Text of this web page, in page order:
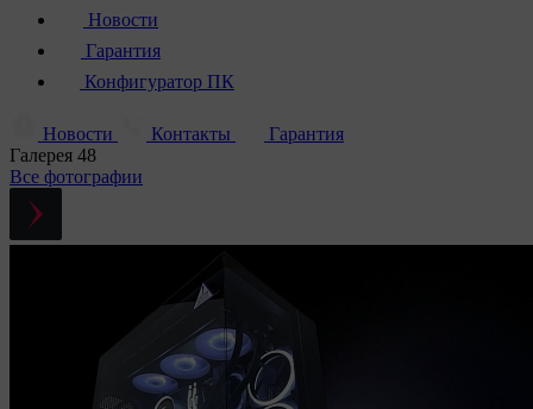
Новости
Гарантия
Конфигуратор ПК
Новости Контакты
Гарантия
Галерея 48
Все фотографии